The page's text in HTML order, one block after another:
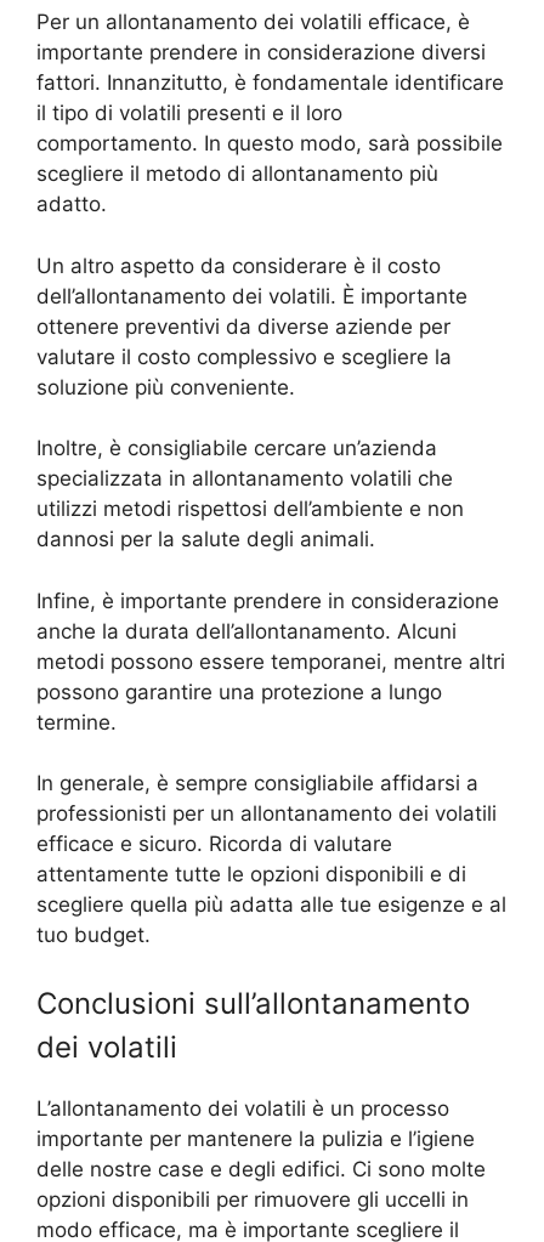
Per un allontanamento dei volatili efficace, è
importante prendere in considerazione diversi
fattori. Innanzitutto, è fondamentale identificare
il tipo di volatili presenti e il loro
comportamento. In questo modo, sarà possibile
scegliere il metodo di allontanamento più
adatto.
Un altro aspetto da considerare è il costo
dell’allontanamento dei volatili. È importante
ottenere preventivi da diverse aziende per
valutare il costo complessivo e scegliere la
soluzione più conveniente.
Inoltre, è consigliabile cercare un’azienda
specializzata in allontanamento volatili che
utilizzi metodi rispettosi dell’ambiente e non
dannosi per la salute degli animali.
Infine, è importante prendere in considerazione
anche la durata dell’allontanamento. Alcuni
metodi possono essere temporanei, mentre altri
possono garantire una protezione a lungo
termine.
In generale, è sempre consigliabile affidarsi a
professionisti per un allontanamento dei volatili
efficace e sicuro. Ricorda di valutare
attentamente tutte le opzioni disponibili e di
scegliere quella più adatta alle tue esigenze e al
tuo budget.
Conclusioni sull’allontanamento
dei volatili
L’allontanamento dei volatili è un processo
importante per mantenere la pulizia e l’igiene
delle nostre case e degli edifici. Ci sono molte
opzioni disponibili per rimuovere gli uccelli in
modo efficace, ma è importante scegliere il